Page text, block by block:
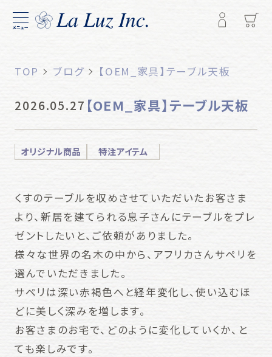
メニュー
TOP ブログ 【OEM_家具】テーブル天板
2026.05.27 【OEM_家具】テーブル天板
オリジナル商品 特注アイテム
くすのテーブルを収めさせていただいたお客さま
より、新居を建てられる息子さんにテーブルをプレ
ゼントしたいと、ご依頼がありました。
様々な世界の名木の中から、アフリカさんサペリを
選んでいただきました。
サペリは深い赤褐色へと経年変化し、使い込むほ
どに美しく深みを増します。
お客さまのお宅で、どのように変化していくか、と
ても楽しみです。